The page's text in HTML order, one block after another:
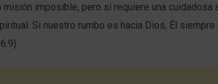
misión imposible, pero sí requiere una cuidadosa
Si nuestro rumbo es hacia Dios, Él siempre